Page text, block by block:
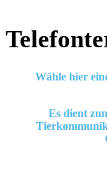
Wähle hier
Es dient